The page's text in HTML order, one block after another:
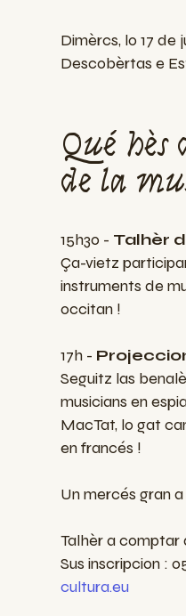
Dimèrcs, lo 17 de
Descobèrtas e
Qué hès
de la
15h30 - Talhèr
Ça-vietz
instruments de
occitan !
17h -
Seguitz las
musicians en
MacTat, lo gat
en francés !
Un mercés gran
Talhèr a comptar
Sus inscripcion :
cultura.eu